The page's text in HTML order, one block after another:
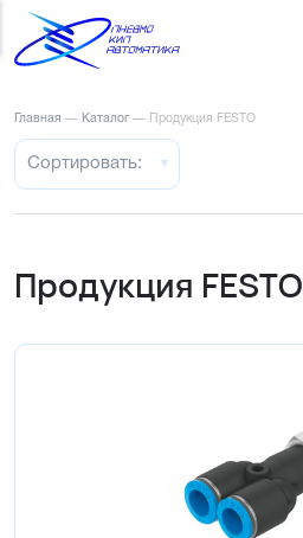
Главная — Каталог — Продукция FESTO
Сортировать:
Продукция FESTO